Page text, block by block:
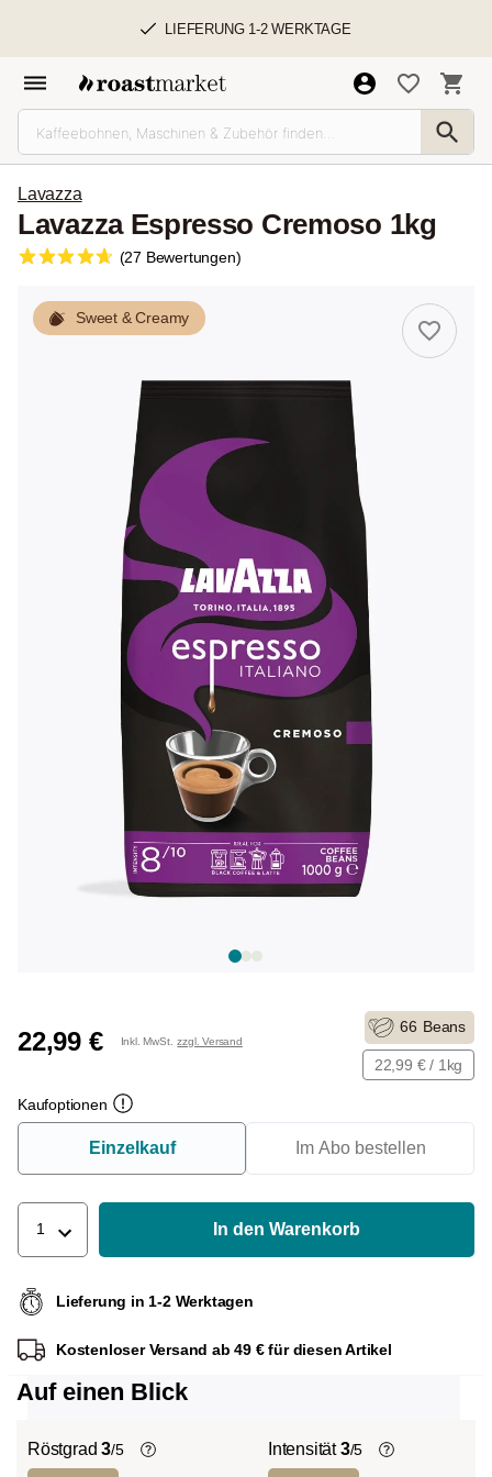
LIEFERUNG 1-2 WERKTAGE
Lavazza
Lavazza Espresso Cremoso 1kg
(27 Bewertungen)
Sweet & Creamy
22,99 € Inkl. MwSt. zzgl. Versand
66 Beans
22,99 € / 1kg
Kaufoptionen
Einzelkauf Im Abo bestellen
1 In den Warenkorb
Lieferung in 1-2 Werktagen
Kostenloser Versand ab 49 € für diesen Artikel
Auf einen Blick
Röstgrad3/5 Intensität3/5